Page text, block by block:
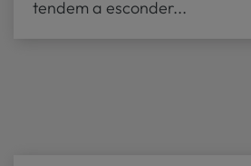
tendem a esconder...